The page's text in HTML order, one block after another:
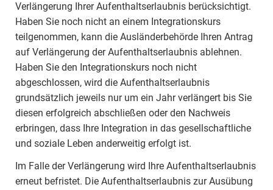
Verlängerung Ihrer Aufenthaltserlaubnis berücksichtigt.
Haben Sie noch nicht an einem Integrationskurs
teilgenommen, kann die Ausländerbehörde Ihren Antrag
auf Verlängerung der Aufenthaltserlaubnis ablehnen.
Haben Sie den Integrationskurs noch nicht
abgeschlossen, wird die Aufenthaltserlaubnis
grundsätzlich jeweils nur um ein Jahr verlängert bis Sie
diesen erfolgreich abschließen oder den Nachweis
erbringen, dass Ihre Integration in das gesellschaftliche
und soziale Leben anderweitig erfolgt ist.
Im Falle der Verlängerung wird Ihre Aufenthaltserlaubnis
erneut befristet. Die Aufenthaltserlaubnis zur Ausübung